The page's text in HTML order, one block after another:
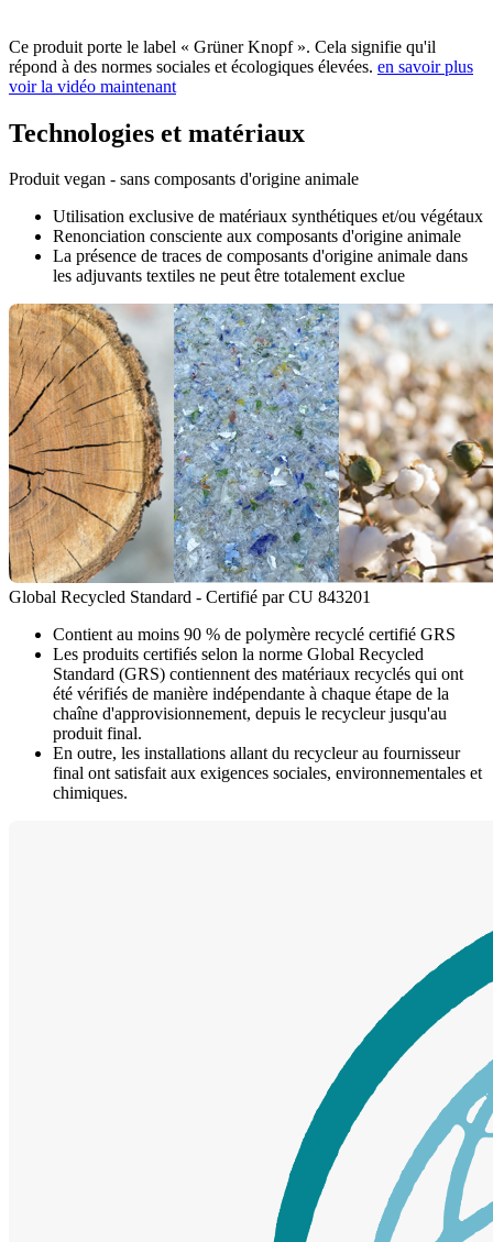
Ce produit porte le label « Grüner Knopf ». Cela signifie qu'il
répond à des normes sociales et écologiques élevées. en savoir plus
voir la vidéo maintenant
Technologies et matériaux
Produit vegan - sans composants d'origine animale
Utilisation exclusive de matériaux synthétiques et/ou végétaux
Renonciation consciente aux composants d'origine animale
La présence de traces de composants d'origine animale dans
les adjuvants textiles ne peut être totalement exclue
Global Recycled Standard - Certifié par CU 843201
Contient au moins 90 % de polymère recyclé certifié GRS
Les produits certifiés selon la norme Global Recycled
Standard (GRS) contiennent des matériaux recyclés qui ont
été vérifiés de manière indépendante à chaque étape de la
chaîne d'approvisionnement, depuis le recycleur jusqu'au
produit final.
En outre, les installations allant du recycleur au fournisseur
final ont satisfait aux exigences sociales, environnementales et
chimiques.